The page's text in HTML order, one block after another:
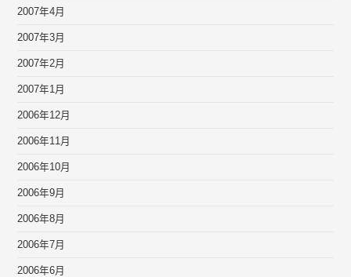
2007年4月
2007年3月
2007年2月
2007年1月
2006年12月
2006年11月
2006年10月
2006年9月
2006年8月
2006年7月
2006年6月